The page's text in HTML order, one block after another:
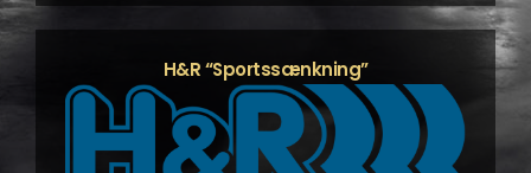
H&R “Sportssænkning”